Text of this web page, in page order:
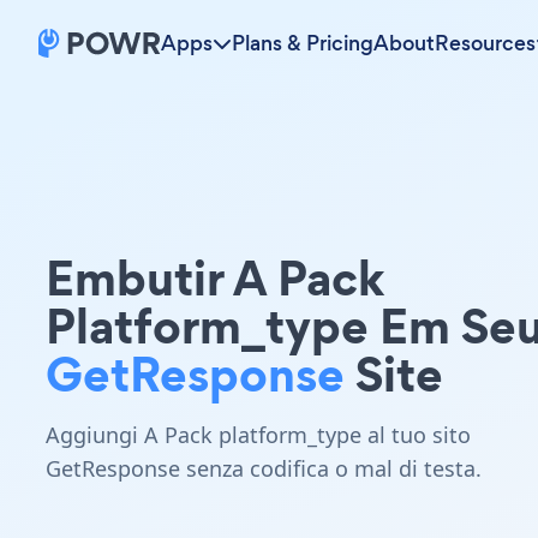
Apps Plans & PricingAboutResources
Embutir A Pack
Platform_type Em
GetResponseSite
Aggiungi A Pack platform_type al tuo sito
GetResponse senza codifica o mal di testa.